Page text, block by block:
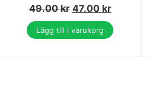
49.00kr 47.00 kr
Lägg till i varukorg